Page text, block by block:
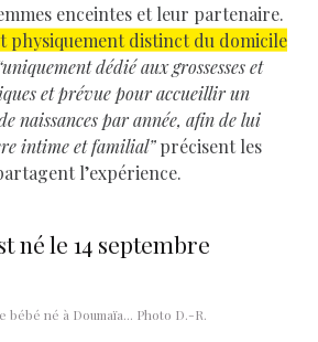
enceintes et leur partenaire.
physiquement distinct du domicile
dédié aux grossesses et
et prévue pour accueillir un
naissances par année, afin de lui
intime et familial”précisent les
l’expérience.
né le 14 septembre
bébé né à Doumaïa… Photo D.-R.